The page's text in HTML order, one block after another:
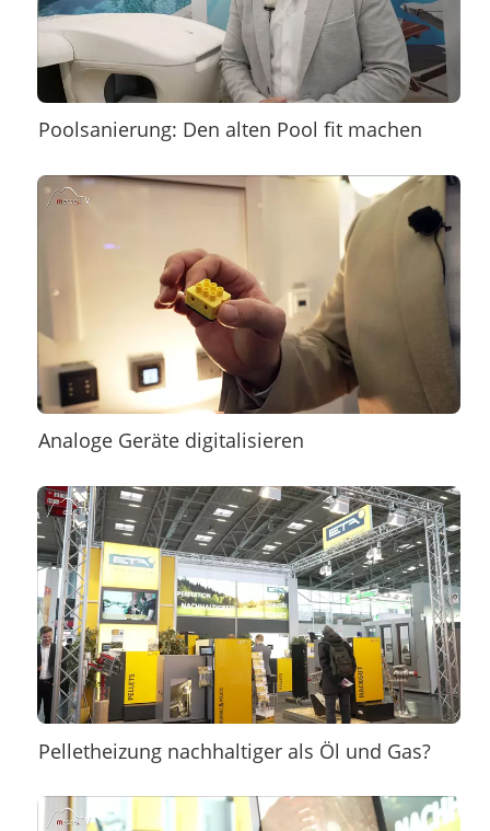
Poolsanierung: Den alten Pool fit machen
Analoge Geräte digitalisieren
Pelletheizung nachhaltiger als Öl und Gas?